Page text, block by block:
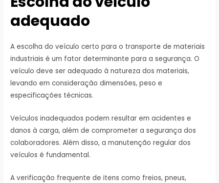
adequado
A escolha do veículo certo para o transporte de materiais
industriais é um fator determinante para a segurança. O
veículo deve ser adequado à natureza dos materiais,
levando em consideração dimensões, peso e
especificações técnicas.
Veículos inadequados podem resultar em acidentes e
danos à carga, além de comprometer a segurança dos
colaboradores. Além disso, a manutenção regular dos
veículos é fundamental.
A verificação frequente de itens como freios, pneus,